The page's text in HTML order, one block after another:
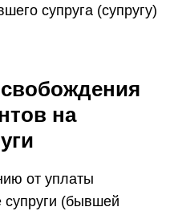
супруга (супругу)
на
от уплаты
(бывшей